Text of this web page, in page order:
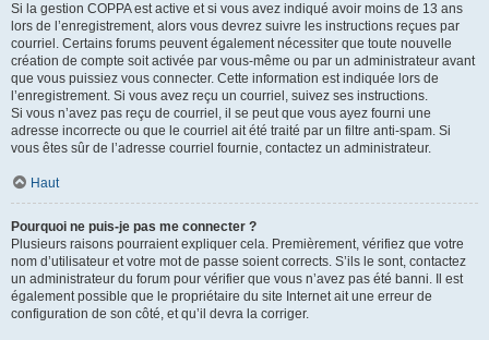
Si la gestion COPPA est active et si vous avez indiqué avoir moins de 13 ans
lors de l’enregistrement, alors vous devrez suivre les instructions reçues par
courriel. Certains forums peuvent également nécessiter que toute nouvelle
création de compte soit activée par vous-même ou par un administrateur avant
que vous puissiez vous connecter. Cette information est indiquée lors de
l’enregistrement. Si vous avez reçu un courriel, suivez ses instructions.
Si vous n’avez pas reçu de courriel, il se peut que vous ayez fourni une
adresse incorrecte ou que le courriel ait été traité par un filtre anti-spam. Si
vous êtes sûr de l’adresse courriel fournie, contactez un administrateur.
Haut
Pourquoi ne puis-je pas me connecter ?
Plusieurs raisons pourraient expliquer cela. Premièrement, vérifiez que votre
nom d’utilisateur et votre mot de passe soient corrects. S’ils le sont, contactez
un administrateur du forum pour vérifier que vous n’avez pas été banni. Il est
également possible que le propriétaire du site Internet ait une erreur de
configuration de son côté, et qu’il devra la corriger.